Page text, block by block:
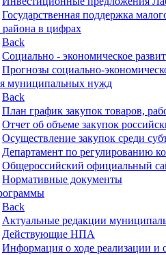
Государственная поддержка
в цифрах
Back
Социально - экономическое
Прогнозы социально-
муниципальных нужд
Back
План график закупок товаров,
Отчет об объеме закупок
Осуществление закупок среди
Департамент по регулированию
Общероссийский официальный
Нормативные документы
Back
Актуальные редакции
Действующие НПА
Информация о ходе реализации